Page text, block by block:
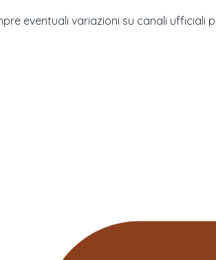
eventuali variazioni su canali ufficiali